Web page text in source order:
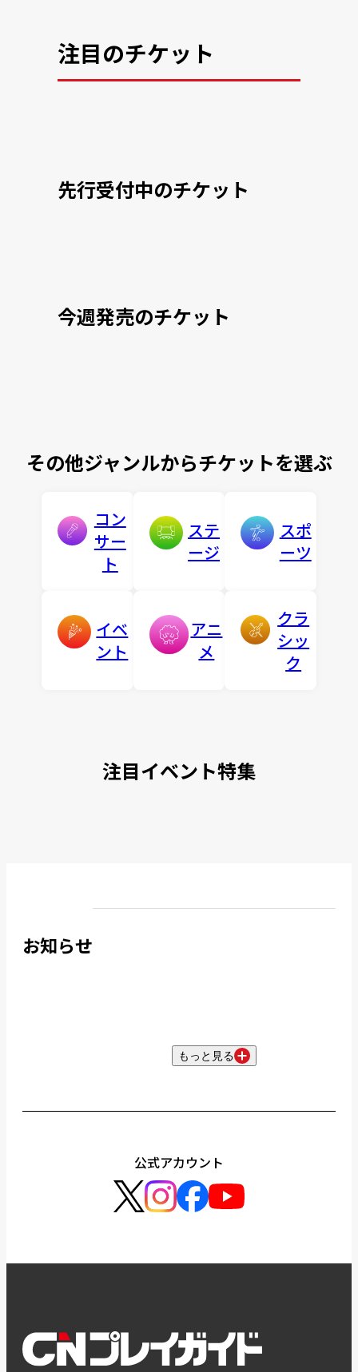
注目のチケット
先行受付中のチケット
今週発売のチケット
その他ジャンルからチケットを選ぶ
コン
サー
ト
ステ
ージ
スポ
ーツ
イベ
ント
アニ
メ
クラ
シッ
ク
注目イベント特集
お知らせ
もっと見る
公式アカウント